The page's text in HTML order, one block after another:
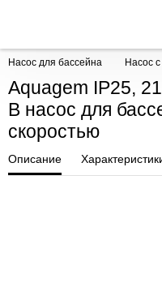
Насос для бассейна Насос
Aquagem IP25,
В насос для
скоростью
Описание